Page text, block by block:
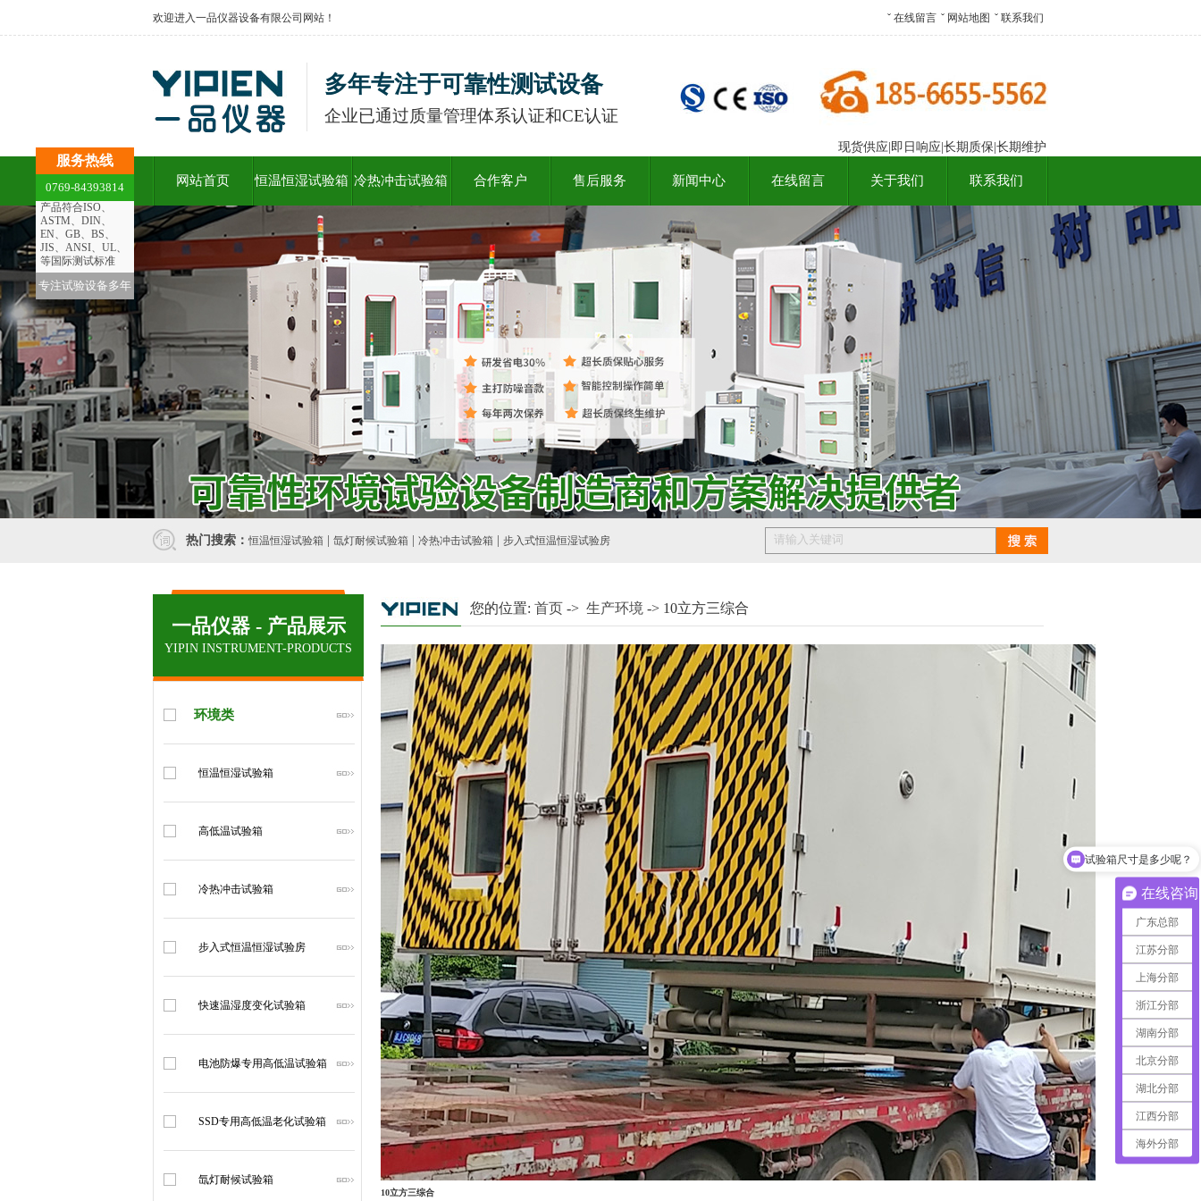
欢迎进入一品仪器设备有限公司网站！ ˇ 在线留言 ˇ 网站地图 ˇ 联系我们
多年专注于可靠性测试设备
企业已通过质量管理体系认证和CE认证
现货供应|即日响应|长期质保|长期维护
网站首页 恒温恒湿试验箱 冷热冲击试验箱 合作客户 售后服务 新闻中心 在线留言 关于我们 联系我们
热门搜索：恒温恒湿试验箱 氙灯耐候试验箱 冷热冲击试验箱 步入式恒温恒湿试验房
一品仪器 - 产品展示
YIPIN INSTRUMENT-PRODUCTS
环境类
恒温恒湿试验箱
高低温试验箱
冷热冲击试验箱
步入式恒温恒湿试验房
快速温湿度变化试验箱
电池防爆专用高低温试验箱
SSD专用高低温老化试验箱
氙灯耐候试验箱
您的位置: 首页 -> 生产环境 -> 10立方三综合
10立方三综合
服务热线
0769-84393814
产品符合ISO、
ASTM、DIN、
EN、GB、BS、
JIS、ANSI、UL、
等国际测试标准
专注试验设备多年
在线咨询
广东总部
江苏分部
上海分部
浙江分部
湖南分部
北京分部
湖北分部
江西分部
海外分部
可以介绍下你们的产品么